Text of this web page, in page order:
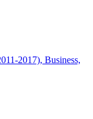
2017), Business,